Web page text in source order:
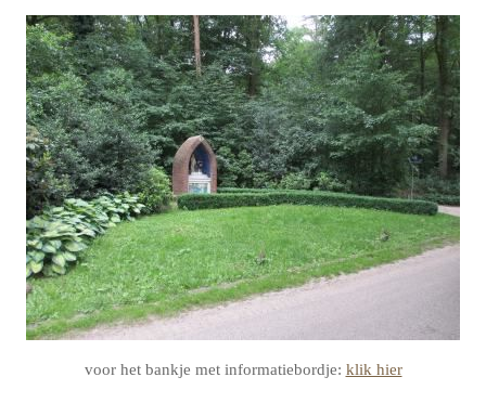
voor het bankje met informatiebordje: klik hier